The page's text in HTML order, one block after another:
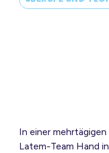
In einer
Latem-Team Hand